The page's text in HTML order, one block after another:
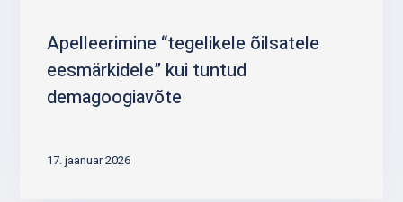
Apelleerimine “tegelikele õilsatele
eesmärkidele” kui tuntud
demagoogiavõte
17. jaanuar 2026